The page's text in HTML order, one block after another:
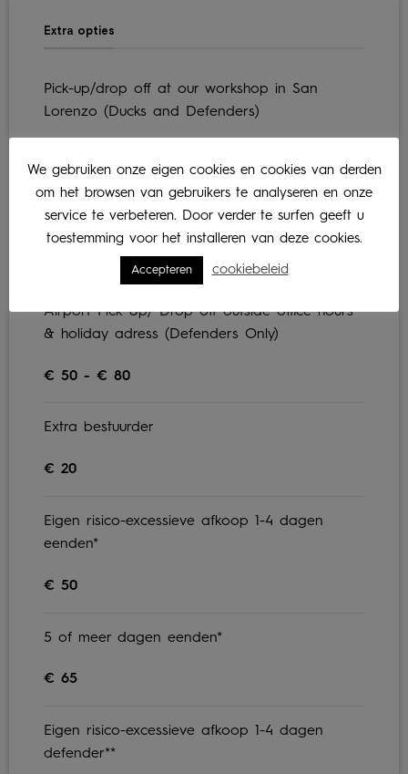
Extra opties
Pick-up/drop off at our workshop in San
Lorenzo (Ducks and Defenders)
(Defenders Only)
Free
€ 50 per trip
Airport Pick Up/ Drop off outside office hours
& holiday adress (Defenders Only)
€ 50 - € 80
Extra bestuurder
€ 20
Eigen risico-excessieve afkoop 1-4 dagen
eenden*
€ 50
5 of meer dagen eenden*
€ 65
Eigen risico-excessieve afkoop 1-4 dagen
defender**
We gebruiken onze eigen cookies en cookies van derden
om het browsen van gebruikers te analyseren en onze
service te verbeteren. Door verder te surfen geeft u
toestemming voor het installeren van deze cookies.
Accepteren cookiebeleid